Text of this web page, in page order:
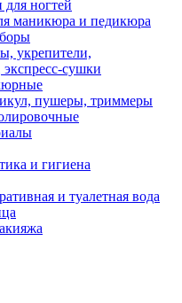
для ногтей
маникюра и педикюра
укрепители,
сушки
пушеры, триммеры
и гигиена
и туалетная вода